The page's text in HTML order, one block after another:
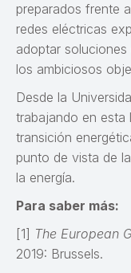
preparados frente
redes eléctricas
adoptar
los ambiciosos
Desde la
trabajando en esta
transición
punto de vista de
la energía.
Para saber más:
[1] The European
2019: Brussels.